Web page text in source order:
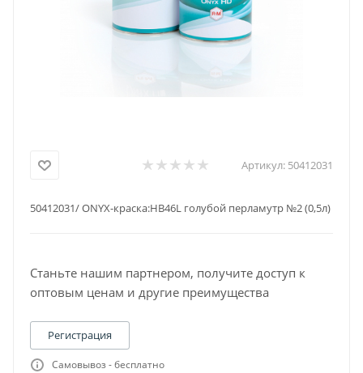
Артикул: 50412031
50412031/ ONYX-краска:НВ46L голубой перламутр №2 (0,5л)
Станьте нашим партнером, получите доступ к
оптовым ценам и другие преимущества
Регистрация
Самовывоз - бесплатно